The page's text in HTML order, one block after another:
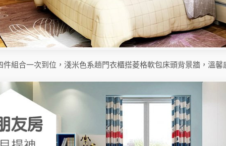
件組合一次到位，淺米色系趟門衣櫃搭菱格軟包床頭背景牆，溫馨